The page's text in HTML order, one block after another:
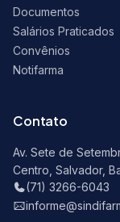
Documentos
Salários Praticados
Convênios
Notifarma
Contato
Av. Sete de
Centro, Salvador,
(71) 3266-6043